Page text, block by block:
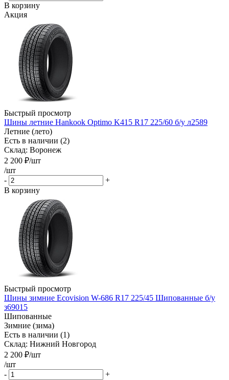
В корзину
Акция
Быстрый просмотр
Шины летние Hankook Optimo K415 R17 225/60 б/у л2589
Летние (лето)
Есть в наличии (2)
Склад: Воронеж
2 200 ₽/шт
/шт
-
+
В корзину
Быстрый просмотр
Шины зимние Ecovision W-686 R17 225/45 Шипованные б/у
з69015
Шипованные
Зимние (зима)
Есть в наличии (1)
Склад: Нижний Новгород
2 200 ₽/шт
/шт
-
+